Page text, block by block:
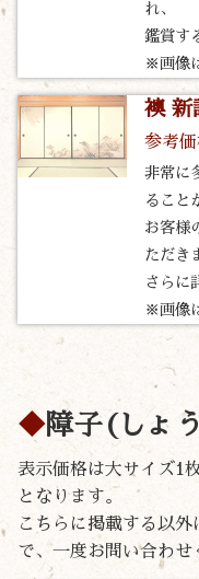
れ、
鑑賞す
※画像
襖 新
参考
非常に
ること
お客様
ただき
さらに
※画像
障子(しょ
表示価格は大サイズ1
となります。
こちらに掲載する以
で、一度お問い合わせ